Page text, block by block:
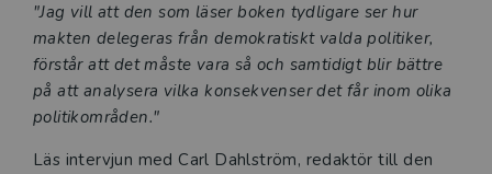
"Jag vill att den som läser boken tydligare ser hur
makten delegeras från demokratiskt valda politiker,
förstår att det måste vara så och samtidigt blir bättre
på att analysera vilka konsekvenser det får inom olika
politikområden."
Läs intervjun med Carl Dahlström, redaktör till den